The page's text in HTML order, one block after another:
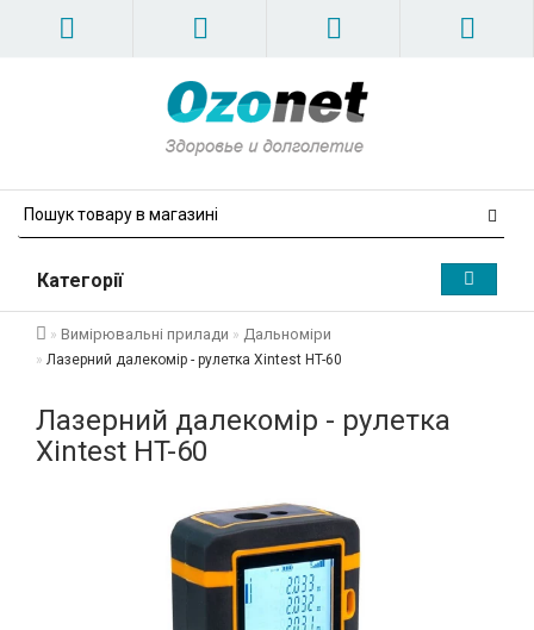
Категорії
Вимірювальні прилади Дальноміри
Лазерний далекомір - рулетка Xintest HT-60
Лазерний далекомір - рулетка
Xintest HT-60